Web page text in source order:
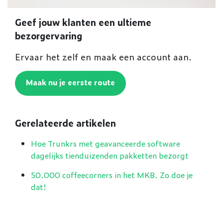
Geef jouw klanten een ultieme
bezorgervaring
Ervaar het zelf en maak een account aan.
Maak nu je eerste route
Gerelateerde artikelen
Hoe Trunkrs met geavanceerde software
dagelijks tienduizenden pakketten bezorgt
50.000 coffeecorners in het MKB. Zo doe je
dat!